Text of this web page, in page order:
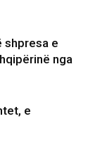
shpresa e
nga
e